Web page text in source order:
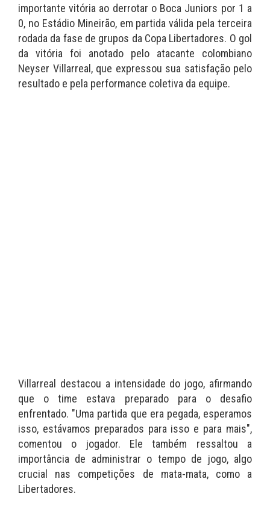
importante vitória ao derrotar o Boca Juniors por 1 a
0, no Estádio Mineirão, em partida válida pela terceira
rodada da fase de grupos da Copa Libertadores. O gol
da vitória foi anotado pelo atacante colombiano
Neyser Villarreal, que expressou sua satisfação pelo
resultado e pela performance coletiva da equipe.
Villarreal destacou a intensidade do jogo, afirmando
que o time estava preparado para o desafio
enfrentado. "Uma partida que era pegada, esperamos
isso, estávamos preparados para isso e para mais",
comentou o jogador. Ele também ressaltou a
importância de administrar o tempo de jogo, algo
crucial nas competições de mata-mata, como a
Libertadores.